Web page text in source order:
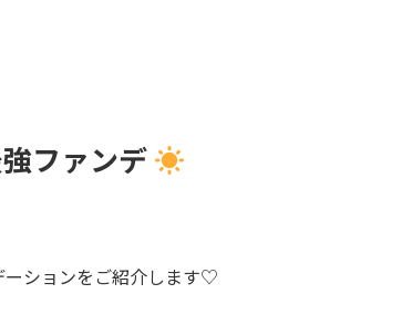
ファンデ
ーションをご紹介します♡